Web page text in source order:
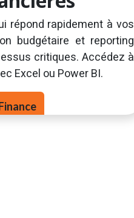
répond rapidement à vos
budgétaire et reporting
critiques. Accédez à
Excel ou Power BI.